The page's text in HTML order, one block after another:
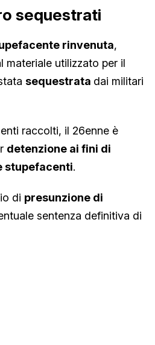
sequestrati
rinvenuta,
materiale utilizzato per il
sequestrata dai militari
raccolti, il 26enne è
detenzione ai fini di
stupefacenti.
di presunzione di
sentenza definitiva di